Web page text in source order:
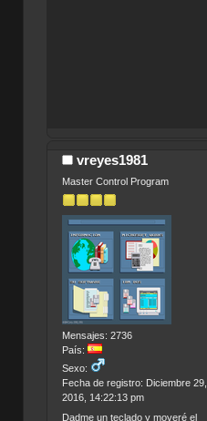
vreyes1981
Master Control Program
Mensajes: 2736
País:
Sexo:
Fecha de registro: Diciembre 29,
2016, 14:22:13 pm
Dadme un teclado y moveré el